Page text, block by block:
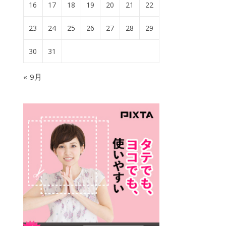
16 17 18 19 20 21 22
23 24 25 26 27 28 29
30 31
« 9月